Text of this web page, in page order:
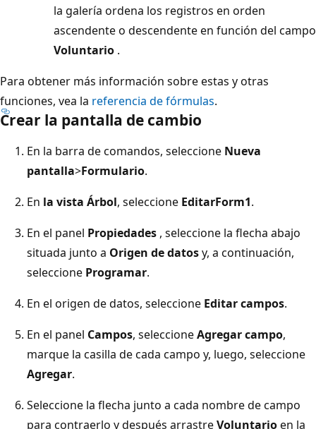
la galería ordena los registros en orden
ascendente o descendente en función del campo
Voluntario .
Para obtener más información sobre estas y otras
funciones, vea la referencia de fórmulas.
Crear la pantalla de cambio
En la barra de comandos, seleccione Nueva
pantalla>Formulario.
En la vista Árbol, seleccione EditarForm1.
En el panel Propiedades , seleccione la flecha abajo
situada junto a Origen de datosy, a continuación,
seleccione Programar.
En el origen de datos, seleccione Editar campos.
En el panel Campos, seleccioneAgregar campo,
marque la casilla de cada campo y, luego, seleccione
Agregar.
Seleccione la flecha junto a cada nombre de campo
para contraerlo y después arrastreVoluntarioen la